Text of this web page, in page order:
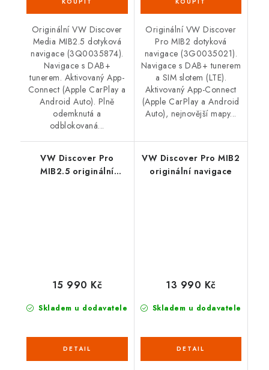
Originální VW Discover
Media MIB2.5 dotyková
navigace (3Q0035874).
Navigace s DAB+
tunerem. Aktivovaný App-
Connect (Apple CarPlay a
Android Auto). Plně
odemknutá a
odblokovaná...
Originální VW Discover
Pro MIB2 dotyková
navigace (3G0035021).
Navigace s DAB+ tunerem
a SIM slotem (LTE).
Aktivovaný App-Connect
(Apple CarPlay a Android
Auto), nejnovější mapy...
VW Discover Pro
MIB2.5 originální
Skladem u dodavatele
15 990 Kč
VW Discover Pro MIB2
originální navigace
Skladem u dodavatele
13 990 Kč